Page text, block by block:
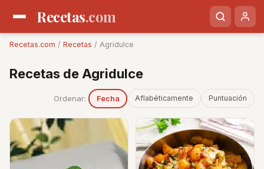
Recetas.com
Recetas.com / Recetas / Agridulce
Recetas de Agridulce
Ordenar: Fecha Aflabéticamente Puntuación